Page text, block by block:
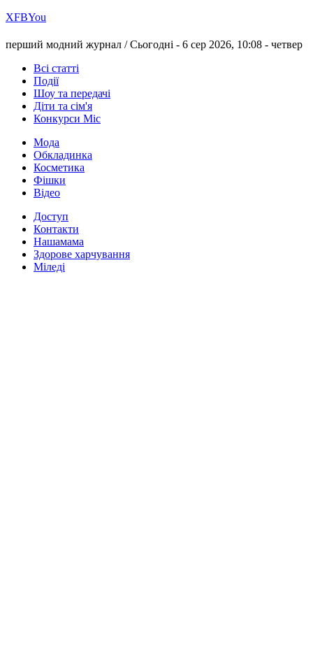
ХFBYou
перший модний журнал /Сьогодні - 6 сер 2026, 10:08 - четвер
Всі статті
Події
Шоу та передачі
Діти та сім'я
Конкурси Міс
Мода
Обкладинка
Косметика
Фішки
Відео
Доступ
Контакти
Нашамама
Здорове харчування
Міледі